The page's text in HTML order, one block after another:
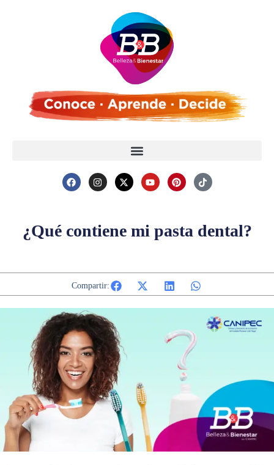
¿Qué contiene mi pasta dental?
Compartir: